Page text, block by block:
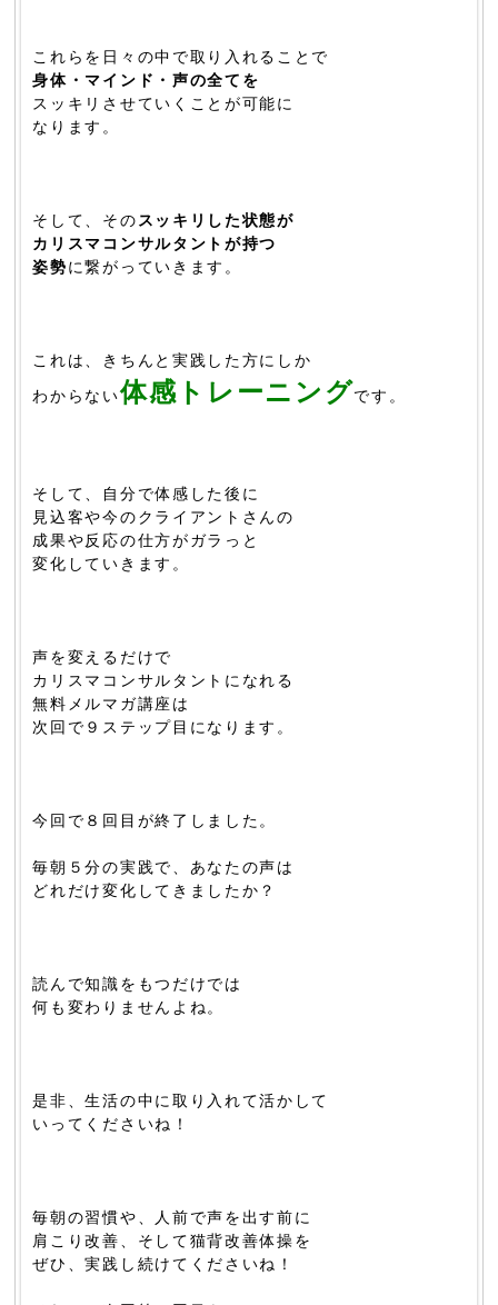
これらを日々の中で取り入れることで
身体・マインド・声の全てを
スッキリさせていくことが可能に
なります。
そして、そのスッキリした状態が
カリスマコンサルタントが持つ
姿勢に繋がっていきます。
これは、きちんと実践した方にしか
わからない体感トレーニングです。
そして、自分で体感した後に
見込客や今のクライアントさんの
成果や反応の仕方がガラっと
変化していきます。
声を変えるだけで
カリスマコンサルタントになれる
無料メルマガ講座は
次回で９ステップ目になります。
今回で８回目が終了しました。
毎朝５分の実践で、あなたの声は
どれだけ変化してきましたか？
読んで知識をもつだけでは
何も変わりませんよね。
是非、生活の中に取り入れて活かして
いってくださいね！
毎朝の習慣や、人前で声を出す前に
肩こり改善、そして猫背改善体操を
ぜひ、実践し続けてくださいね！